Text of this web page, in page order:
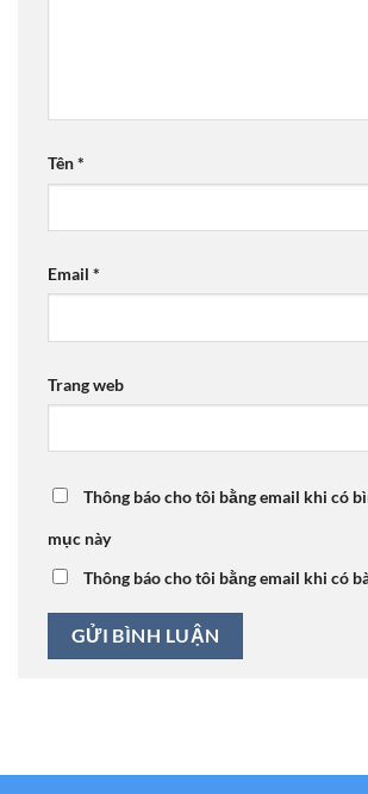
Tên*
Email *
Trang web
Thông báo cho tôi bằng email khi có
mục này
Thông báo cho tôi bằng email khi có